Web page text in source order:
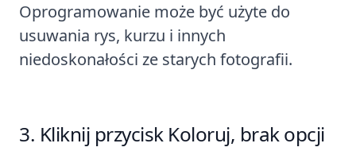
Oprogramowanie może być użyte do
usuwania rys, kurzu i innych
niedoskonałości ze starych fotografii.
Kliknij przycisk Koloruj, brak opcji